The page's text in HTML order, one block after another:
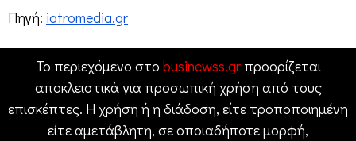
Πηγή: iatromedia.gr
Το περιεχόμενο στο businewss.grπροορίζεται
αποκλειστικά για προσωπική χρήση από τους
επισκέπτες. Η χρήση ή η διάδοση, είτε τροποποιημένη
είτε αμετάβλητη, σε οποιαδήποτε μορφή,